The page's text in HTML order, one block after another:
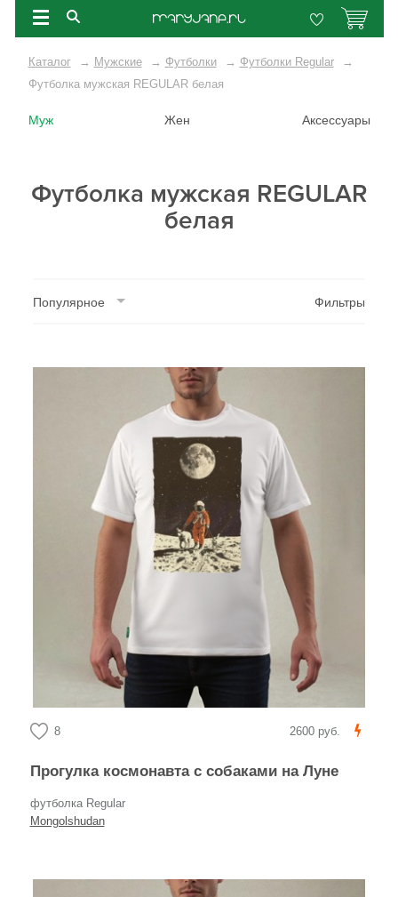
Каталог → Мужские → Футболки → Футболки Regular
→
Футболка мужская REGULAR белая
Муж Жен Аксессуары
Футболка мужская REGULAR
белая
Популярное Фильтры
8 2600 руб.
Прогулка космонавта с собаками на Луне
футболка Regular
Mongolshudan